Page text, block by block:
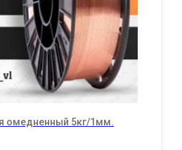
омедненный 5кг/1мм.